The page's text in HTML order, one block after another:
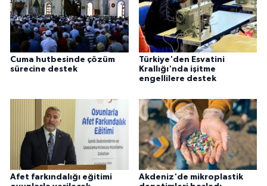
Cuma hutbesinde çözüm
sürecine destek
Türkiye'den Esvatini
Krallığı'nda işitme
engellilere destek
Afet farkındalığı eğitimi
Akdeniz'de mikroplastik